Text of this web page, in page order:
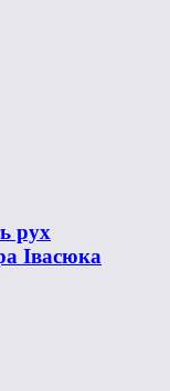
рух
Івасюка